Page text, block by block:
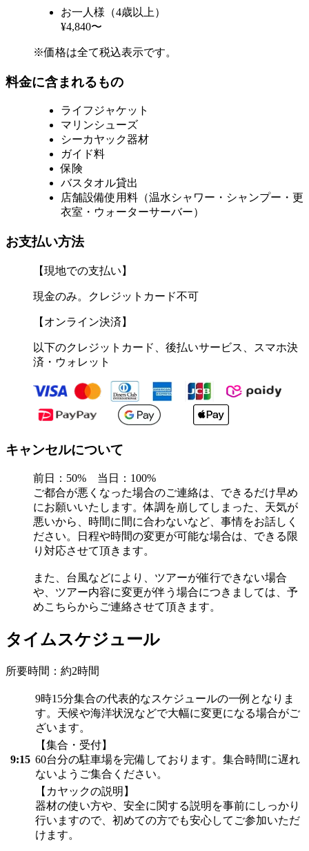
お一人様（4歳以上）
¥4,840〜
※価格は全て税込表示です。
料金に含まれるもの
ライフジャケット
マリンシューズ
シーカヤック器材
ガイド料
保険
バスタオル貸出
店舗設備使用料（温水シャワー・シャンプー・更
衣室・ウォーターサーバー）
お支払い方法
【現地での支払い】
現金のみ。クレジットカード不可
【オンライン決済】
以下のクレジットカード、後払いサービス、スマホ決
済・ウォレット
キャンセルについて
前日：50% 当日：100%
ご都合が悪くなった場合のご連絡は、できるだけ早め
にお願いいたします。体調を崩してしまった、天気が
悪いから、時間に間に合わないなど、事情をお話しく
ださい。日程や時間の変更が可能な場合は、できる限
り対応させて頂きます。
また、台風などにより、ツアーが催行できない場合
や、ツアー内容に変更が伴う場合につきましては、予
めこちらからご連絡させて頂きます。
タイムスケジュール
所要時間：約2時間
9時15分集合の代表的なスケジュールの一例となりま
す。天候や海洋状況などで大幅に変更になる場合がご
ざいます。
9:15
【集合・受付】
60台分の駐車場を完備しております。集合時間に遅れ
ないようご集合ください。
【カヤックの説明】
器材の使い方や、安全に関する説明を事前にしっかり
行いますので、初めての方でも安心してご参加いただ
けます。